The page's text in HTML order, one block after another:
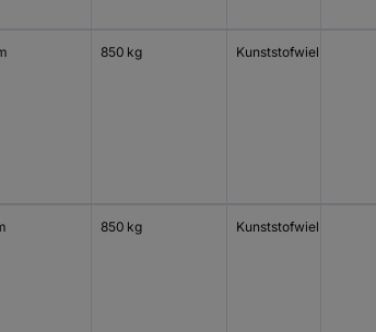
850 kg Kunststofwiel
850 kg Kunststofwiel